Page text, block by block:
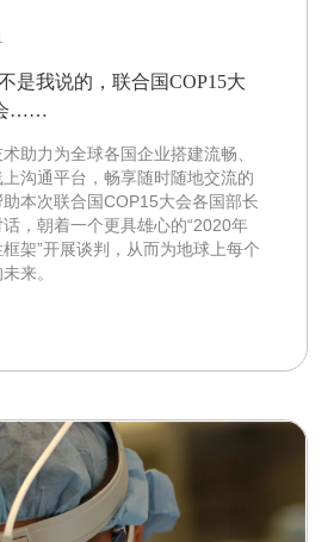
是我说的，联合国COP15大
……
助力为全球各国企业搭建流畅、
沟通平台，畅享随时随地交流的
本次联合国COP15大会各国部长
，朝着一个更具雄心的“2020年
架”开展谈判，从而为地球上每个
来。